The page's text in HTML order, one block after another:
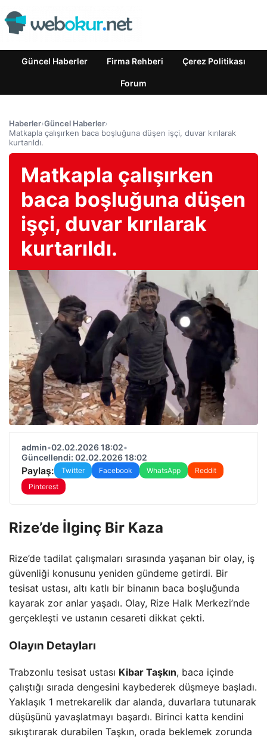
Güncel Haberler Firma Rehberi Çerez Politikası
Forum
Haberler›Güncel Haberler›
Matkapla çalışırken baca boşluğuna düşen işçi, duvar kırılarak
kurtarıldı.
Matkapla çalışırken
baca boşluğuna düşen
işçi, duvar kırılarak
kurtarıldı.
admin•02.02.2026 18:02•
Güncellendi: 02.02.2026 18:02
Paylaş: Twitter Facebook WhatsApp
Reddit
Pinterest
Rize’de İlginç Bir Kaza
Rize’de tadilat çalışmaları sırasında yaşanan bir olay, iş
güvenliği konusunu yeniden gündeme getirdi. Bir
tesisat ustası, altı katlı bir binanın baca boşluğunda
kayarak zor anlar yaşadı. Olay, Rize Halk Merkezi’nde
gerçekleşti ve ustanın cesareti dikkat çekti.
Olayın Detayları
Trabzonlu tesisat ustası Kibar Taşkın, baca içinde
çalıştığı sırada dengesini kaybederek düşmeye başladı.
Yaklaşık 1 metrekarelik dar alanda, duvarlara tutunarak
düşüşünü yavaşlatmayı başardı. Birinci katta kendini
sıkıştırarak durabilen Taşkın, orada beklemek zorunda